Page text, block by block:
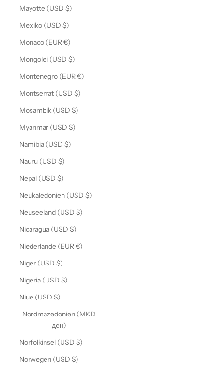
Mayotte (USD $)
Mexiko (USD $)
Monaco (EUR €)
Mongolei (USD $)
Montenegro (EUR €)
Montserrat (USD $)
Mosambik (USD $)
Myanmar (USD $)
Namibia (USD $)
Nauru (USD $)
Nepal (USD $)
Neukaledonien (USD $)
Neuseeland (USD $)
Nicaragua (USD $)
Niederlande (EUR €)
Niger (USD $)
Nigeria (USD $)
Niue (USD $)
Nordmazedonien (MKD
ден)
Norfolkinsel (USD $)
Norwegen (USD $)